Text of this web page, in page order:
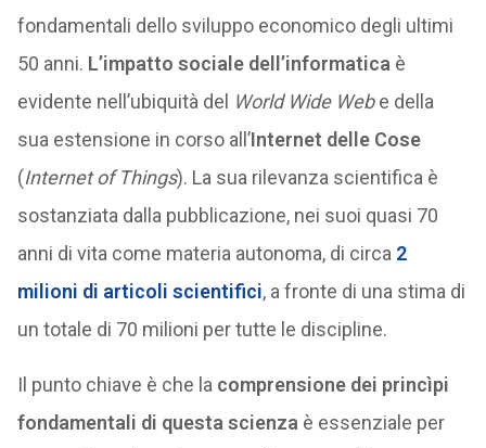
fondamentali dello sviluppo economico degli ultimi
50 anni. L’impatto sociale dell’informatica è
evidente nell’ubiquità del World Wide Webe della
sua estensione in corso all’Internet delle Cose
(Internet of Things). La sua rilevanza scientifica è
sostanziata dalla pubblicazione, nei suoi quasi 70
anni di vita come materia autonoma, di circa 2
milioni di articoli scientifici, a fronte di una stima di
un totale di 70 milioni per tutte le discipline.
Il punto chiave è che la comprensione dei princìpi
fondamentali di questa scienza è essenziale per